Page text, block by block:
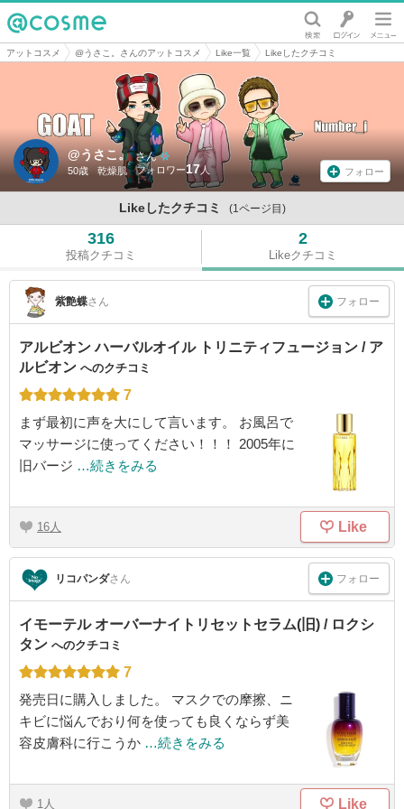
@cosme
アットコスメ @うさこ。さんのアットコスメ Like一覧 Likeしたクチコミ
@うさこ。 さん
50歳 乾燥肌 17 フォロー
Likeしたクチコミ (1ページ目)
316
投稿クチコミ
2
Likeクチコミ
紫艶蝶さん フォロー
アルビオン ハーバルオイル トリニティフュージョン / ア
ルビオン へのクチコミ
7
まず最初に声を大にして言います。 お風呂で
マッサージに使ってください！！！ 2005年に
旧バージ …続きをみる
16 Like
リコパンダさん フォロー
イモーテル オーバーナイトリセットセラム(旧) / ロクシ
タン へのクチコミ
7
発売日に購入しました。 マスクでの摩擦、ニ
キビに悩んでおり何を使っても良くならず美
容皮膚科に行こうか …続きをみる
1 Like